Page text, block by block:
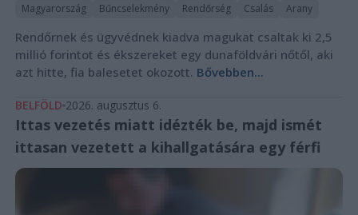
Magyarország Bűncselekmény Rendőrség Csalás Arany
Rendőrnek és ügyvédnek kiadva magukat csaltak ki 2,5
millió forintot és ékszereket egy dunaföldvári nőtől, aki
azt hitte, fia balesetet okozott. Bővebben...
BELFÖLD 2026. augusztus 6.
Ittas vezetés miatt idézték be, majd ismét
ittasan vezetett a kihallgatására egy férfi